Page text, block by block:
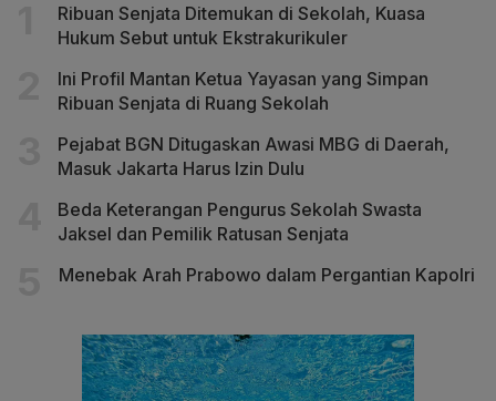
Ribuan Senjata Ditemukan di Sekolah, Kuasa
Hukum Sebut untuk Ekstrakurikuler
Ini Profil Mantan Ketua Yayasan yang Simpan
Ribuan Senjata di Ruang Sekolah
Pejabat BGN Ditugaskan Awasi MBG di Daerah,
Masuk Jakarta Harus Izin Dulu
Beda Keterangan Pengurus Sekolah Swasta
Jaksel dan Pemilik Ratusan Senjata
Menebak Arah Prabowo dalam Pergantian Kapolri